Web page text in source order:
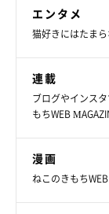
エンタメ
猫好きにはたま
連載
ブログやインス
もちWEB
漫画
ねこのきもち